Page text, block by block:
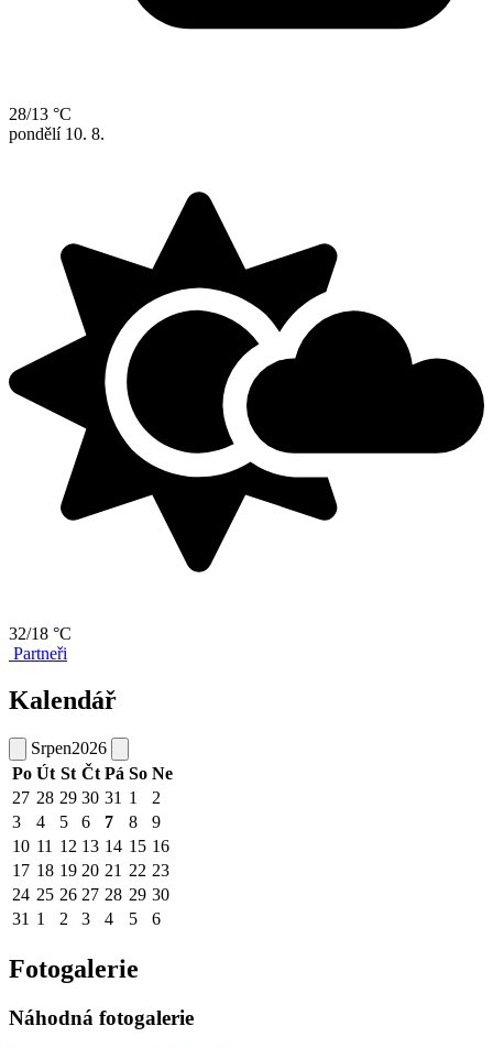
28/13 °C
pondělí 10. 8.
32/18 °C
Partneři
Kalendář
Srpen2026
Po Út St Čt Pá So Ne
27 28 29 30 31 1
2
3
4 5 6 7 8
9
10 11 12 13 14 15 16
17 18 19 20 21 22 23
24 25 26 27 28 29 30
31 1 2 3 4 5 6
Fotogalerie
Náhodná fotogalerie